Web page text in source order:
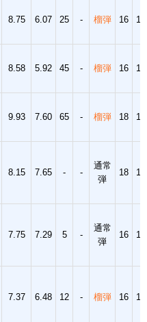
8.75 6.07 25 - 榴弾 16
8.58 5.92 45 - 榴弾 16
9.93 7.60 65 - 榴弾 18
8.15 7.65 - -
通常
弾
18
7.75 7.29 5 -
通常
弾
16
7.37 6.48 12 - 榴弾 16